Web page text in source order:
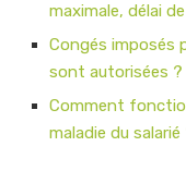
maximale, délai
Congés imposés
sont autorisées ?
Comment
maladie du salarié